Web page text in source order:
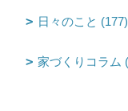
日々のこと (177)
家づくりコラム